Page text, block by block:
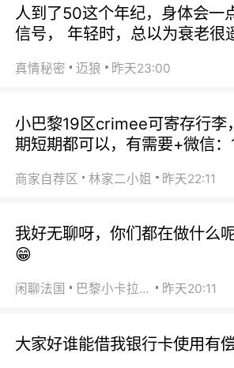
人到了50这个年纪，身体会一
信号， 年轻时，总以为衰老很
真情秘密 迈狼 昨天23:00
小巴黎19区crimee可寄存行李
期短期都可以，有需要+微信：
商家自荐区 林家二小姐 昨天22:11
我好无聊呀，你们都在做什么
😁
闲聊法国 巴黎小卡拉咪 昨天20:11
大家好谁能借我银行卡使用有